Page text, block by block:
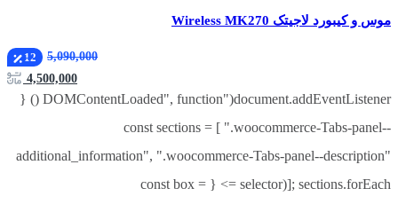
موس و کیبورد لاجیتک Wireless MK270
5,090,000
12
4,500,000
document.addEventListener("DOMContentLoaded", function () {
const sections = [ ".woocommerce-Tabs-panel--
additional_information", ".woocommerce-Tabs-panel--description"
]; sections.forEach(selector => { const box =